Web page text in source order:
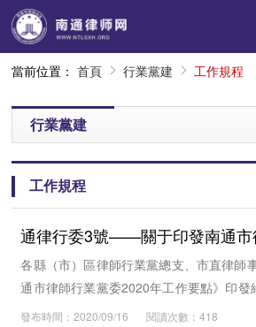
當前位置： 首頁 行業黨建 工作規程
行業黨建
工作規程
各縣（市）區律師行業黨總支、市直律師
通市律師行業黨委2020年工作要點》印發
行。
發布時間：2020/09/16 閱讀次數：418